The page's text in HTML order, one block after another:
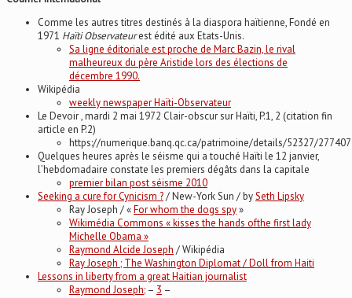
Comme les autres titres destinés à la diaspora haïtienne, Fondé en
1971 Haïti Observateurest édité aux Etats-Unis.
Sa ligne éditoriale est proche de Marc Bazin, le rival
malheureux du père Aristide lors des élections de
décembre 1990.
Wikipédia
weekly newspaper Haïti-Observateur
Le Devoir , mardi 2 mai 1972 Clair-obscur sur Haïti, P.1, 2 (citation fin
article en P.2)
https://numerique.banq.qc.ca/patrimoine/details/52327/
Quelques heures après le séisme qui a touché Haïti le 12 janvier,
l’hebdomadaire constate les premiers dégâts dans la capitale
premier bilan post séisme 2010
Seeking a cure for Cynicism ?/ New-York Sun / bySeth Lipsky
Ray Joseph / «For whom the dogs spy»
Wikimédia Commons « kisses the hands ofthe first lady
Michelle Obama »
Raymond Alcide Joseph / Wikipédia
Ray Joseph ; The Washington Diplomat / Doll from Haiti
Lessons in liberty from a great Haitian journalist
Raymond Joseph; – 3 –